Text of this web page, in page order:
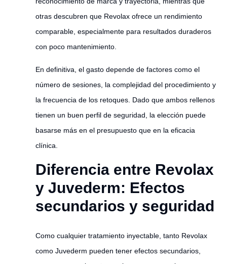
otras descubren que Revolax ofrece un rendimiento
comparable, especialmente para resultados duraderos
con poco mantenimiento.
En definitiva, el gasto depende de factores como el
número de sesiones, la complejidad del procedimiento y
la frecuencia de los retoques. Dado que ambos rellenos
tienen un buen perfil de seguridad, la elección puede
basarse más en el presupuesto que en la eficacia
clínica.
Diferencia entre Revolax
y Juvederm: Efectos
secundarios y seguridad
Como cualquier tratamiento inyectable, tanto Revolax
como Juvederm pueden tener efectos secundarios,